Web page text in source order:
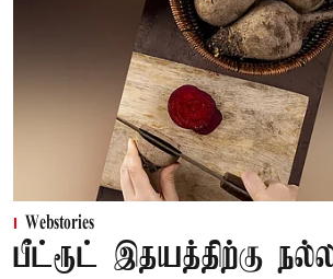
Webstories
பீட்ரூட் இதயத்திற்கு